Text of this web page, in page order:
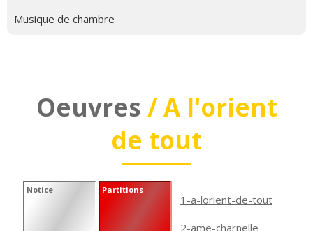
Musique de chambre
Oeuvres / A l'orient
de tout
Notice Partitions
1-a-lorient-de-tout
2-ame-charnelle